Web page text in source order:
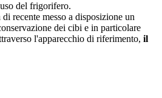
del frigorifero.
di recente messo a disposizione un
dei cibi e in particolare
l'apparecchio di riferimento, il